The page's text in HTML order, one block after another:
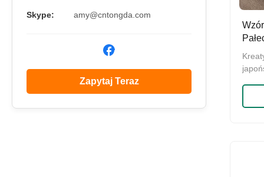
Skype: amy@cntongda.com
Zapytaj Teraz